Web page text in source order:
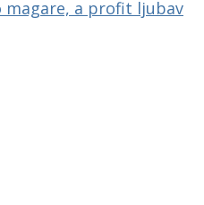
magare, a profit ljubav